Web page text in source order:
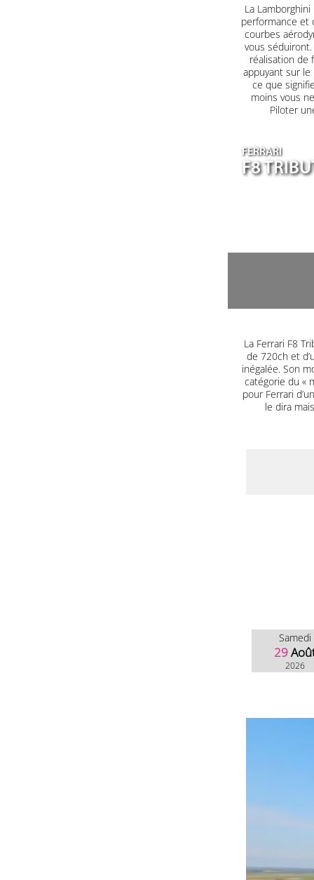
La
performance et
courbes
vous
réalisation de
appuyant sur le
ce que
moins vous
Piloter
FERRARI
F8
La Ferrari F8
de 720ch et
inégalée. Son
catégorie du «
pour Ferrari
le dira
Samedi
29
2026